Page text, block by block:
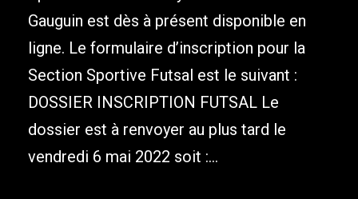
Gauguin est dès à présent disponible en
ligne. Le formulaire d’inscription pour la
Section Sportive Futsal est le suivant :
DOSSIER INSCRIPTION FUTSAL Le
dossier est à renvoyer au plus tard le
vendredi 6 mai 2022 soit :...